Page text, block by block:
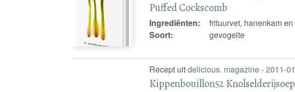
Puffed Cockscomb
Ingrediënten:
frituurvet, hanenkam
Soort:
gevogelte
Recept uitdelicious. magazine - 2011-01
Kippenbouillon52